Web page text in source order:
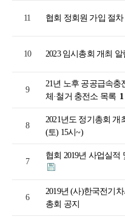
11 협회 정회원 가입 절차
10 2023 임시총회 개최 알
9
21년 노후 공공급속충
체·철거 충전소 목록 1
8
2021년도 정기총회 개
(토) 15시~)
7
협회 2019년 사업실적
6
2019년 (사)한국전기
총회 공지